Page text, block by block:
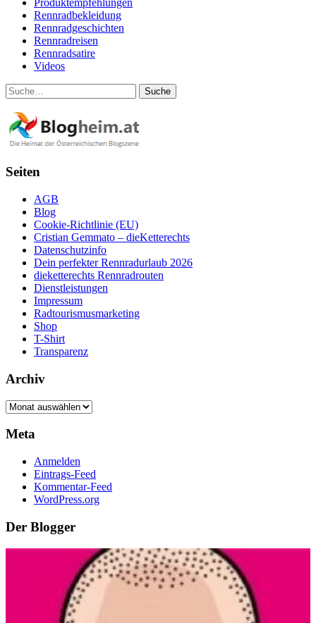
Rennradbekleidung
Rennradgeschichten
Rennradreisen
Rennradsatire
Videos
Suche
Seiten
AGB
Blog
Cookie-Richtlinie (EU)
Cristian Gemmato – dieKetterechts
Datenschutzinfo
Dein perfekter Rennradurlaub 2026
dieketterechts Rennradrouten
Dienstleistungen
Impressum
Radtourismusmarketing
Shop
T-Shirt
Transparenz
Archiv
Archiv
Meta
Anmelden
Eintrags-Feed
Kommentar-Feed
WordPress.org
Der Blogger